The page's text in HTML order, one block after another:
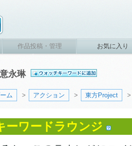
作品投稿・管理 お気に入り
永琳
ム > アクション > 東方Project
ーワードラウンジ